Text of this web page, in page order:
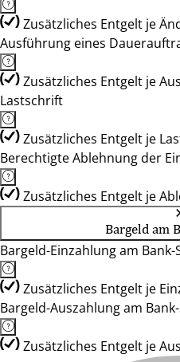
Zusätzliches Entgelt je
Ausführung eines
Zusätzliches Entgelt je
Lastschrift
Zusätzliches Entgelt je
Berechtigte Ablehnung der
Zusätzliches Entgelt je
Bargeld am
Bargeld-Einzahlung am
Zusätzliches Entgelt je
Bargeld-Auszahlung am
Zusätzliches Entgelt je